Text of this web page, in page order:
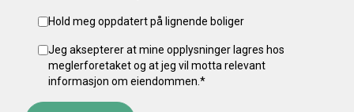
Hold meg oppdatert på lignende boliger
Jeg aksepterer at mine opplysninger lagres hos
meglerforetaket og at jeg vil motta relevant
informasjon om eiendommen. *